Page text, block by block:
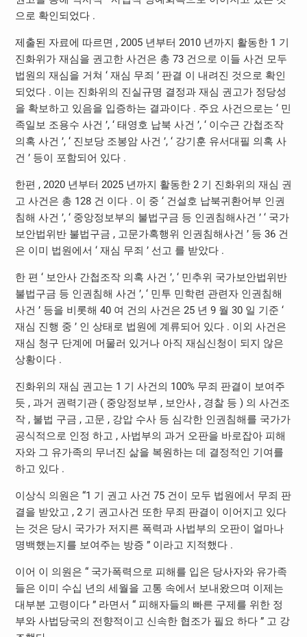
으로 확인되었다 .
제출된 자료에 따르면 , 2005 년부터 2010 년까지 활동한 1 기
진화위가 재심을 권고한 사건은 총 73 건으로 이들 사건 모두
법원의 재심을 거쳐 ‘ 재심 무죄 ’ 판결 이 내려진 것으로 확인
되었다 . 이는 진화위의 진실규명 결정과 재심 권고가 정당성
을 확보하고 있음을 입증하는 결과이다 . 주요 사건으로는 ‘ 민
족일보 조용수 사건 ’, ‘ 태영호 납북 사건 ’, ‘ 이수근 간첩조작
의혹 사건 ’, ‘ 진보당 조봉암 사건 ’, ‘ 강기훈 유서대필 의혹 사
건 ’ 등이 포함되어 있다 .
한편 , 2020 년부터 2025 년까지 활동한 2 기 진화위의 재심 권
고 사건은 총 128 건 이다 . 이 중 ‘ 건설호 납북귀환어부 인권
침해 사건 ’, ‘ 중앙정보부의 불법구금 등 인권침해사건 ’ ‘ 국가
보안법위반 불법구금 , 고문가혹행위 인권침해사건 ’ 등 36 건
은 이미 법원에서 ‘ 재심 무죄 ’ 선고 를 받았다 .
한 편 ‘ 보안사 간첩조작 의혹 사건 ’, ‘ 민추위 국가보안법위반
불법구금 등 인권침해 사건 ’, ‘ 민투 민학련 관련자 인권침해
사건 ’ 등을 비롯해 40 여 건의 사건은 25 년 9 월 30 일 기준 ‘
재심 진행 중 ’ 인 상태로 법원에 계류되어 있다 . 이외 사건은
재심 청구 단계에 머물러 있거나 아직 재심신청이 되지 않은
상황이다 .
진화위의 재심 권고는 1 기 사건의 100% 무죄 판결이 보여주
듯 , 과거 권력기관 ( 중앙정보부 , 보안사 , 경찰 등 ) 의 사건조
작 , 불법 구금 , 고문 , 강압 수사 등 심각한 인권침해를 국가가
공식적으로 인정 하고 , 사법부의 과거 오판을 바로잡아 피해
자와 그 유가족의 무너진 삶을 복원하는 데 결정적인 기여를
하고 있다 .
이상식 의원은 “1 기 권고 사건 75 건이 모두 법원에서 무죄 판
결을 받았고 , 2 기 권고사건 또한 무죄 판결이 이어지고 있다
는 것은 당시 국가가 저지른 폭력과 사법부의 오판이 얼마나
명백했는지를 보여주는 방증 ” 이라고 지적했다 .
이어 이 의원은 “ 국가폭력으로 피해를 입은 당사자와 유가족
들은 이미 수십 년의 세월을 고통 속에서 보내왔으며 이제는
대부분 고령이다 ” 라면서 “ 피해자들의 빠른 구제를 위한 정
부와 사법당국의 전향적이고 신속한 협조가 필요 하다 ” 고 강